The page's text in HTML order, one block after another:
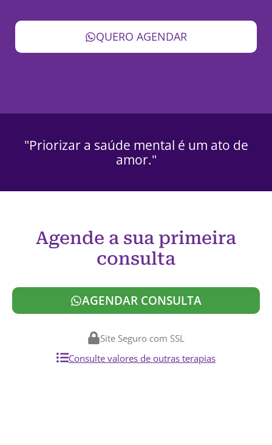
QUERO AGENDAR
"Priorizar a saúde mental é um ato de
amor."
Agende a sua primeira
consulta
AGENDAR CONSULTA
Site Seguro com SSL
Consulte valores de outras terapias